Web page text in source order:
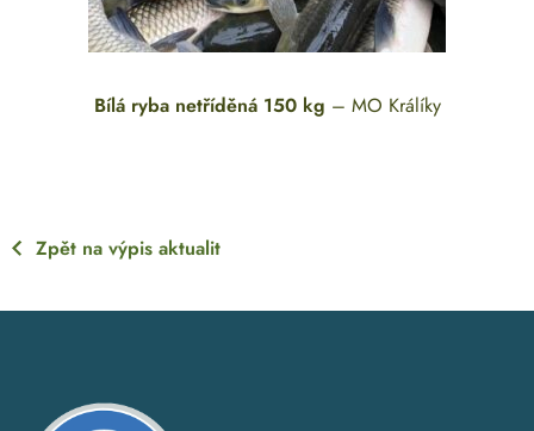
Bílá ryba netříděná 150 kg – MO Králíky
Zpět na výpis aktualit